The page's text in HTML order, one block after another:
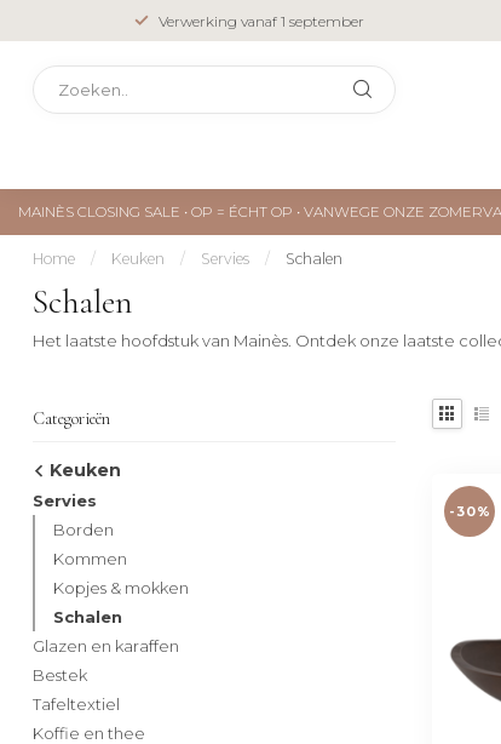
Verwerking vanaf 1 september
MAINÈS CLOSING SALE • OP = ÉCHT OP • VANWEGE ONZE
Home / Keuken / Servies / Schalen
Schalen
Het laatste hoofdstuk van Mainès. Ontdek onze laatste
Categorieën
Keuken
Servies
Borden
Kommen
Kopjes & mokken
Schalen
Glazen en karaffen
Bestek
Tafeltextiel
Koffie en thee
-30%